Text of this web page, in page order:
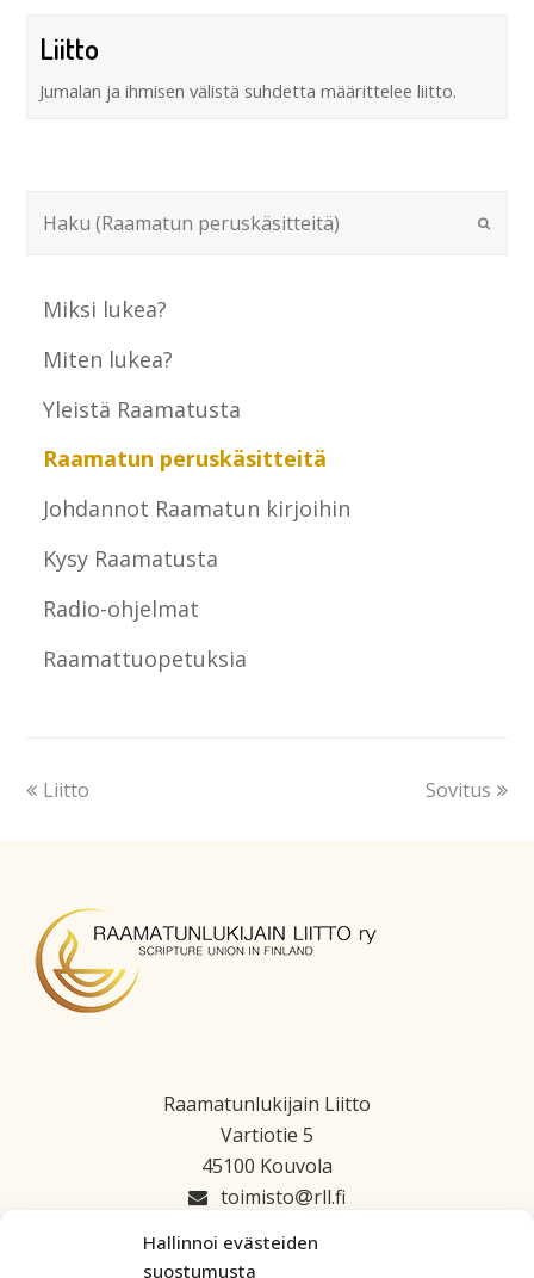
Hallinnoi evästeiden
suostumusta
Liitto
Jumalan ja ihmisen välistä suhdetta määrittelee liitto.
Miksi lukea?
Miten lukea?
Yleistä Raamatusta
Raamatun peruskäsitteitä
Johdannot Raamatun kirjoihin
Kysy Raamatusta
Radio-ohjelmat
Raamattuopetuksia
Liitto Sovitus
Raamatunlukijain Liitto
Vartiotie 5
45100 Kouvola
toimisto
rll.fi